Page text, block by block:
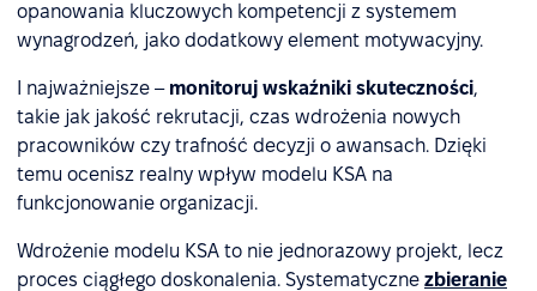
opanowania kluczowych kompetencji z systemem
wynagrodzeń, jako dodatkowy element motywacyjny.
I najważniejsze – monitoruj wskaźniki skuteczności,
takie jak jakość rekrutacji, czas wdrożenia nowych
pracowników czy trafność decyzji o awansach. Dzięki
temu ocenisz realny wpływ modelu KSA na
funkcjonowanie organizacji.
Wdrożenie modelu KSA to nie jednorazowy projekt, lecz
proces ciągłego doskonalenia. Systematyczne zbieranie